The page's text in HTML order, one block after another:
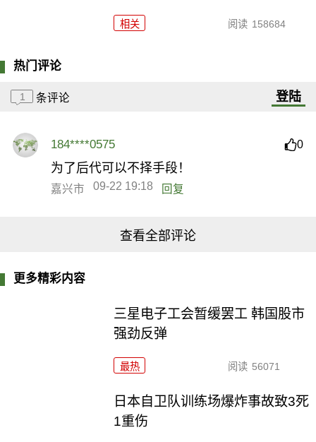
相关 阅读 158684
热门评论
1 条评论 登陆
184****0575 0
为了后代可以不择手段！
嘉兴市 09-22 19:18 回复
查看全部评论
更多精彩内容
三星电子工会暂缓罢工 韩国股市
强劲反弹
最热 阅读 56071
日本自卫队训练场爆炸事故致3死
1重伤